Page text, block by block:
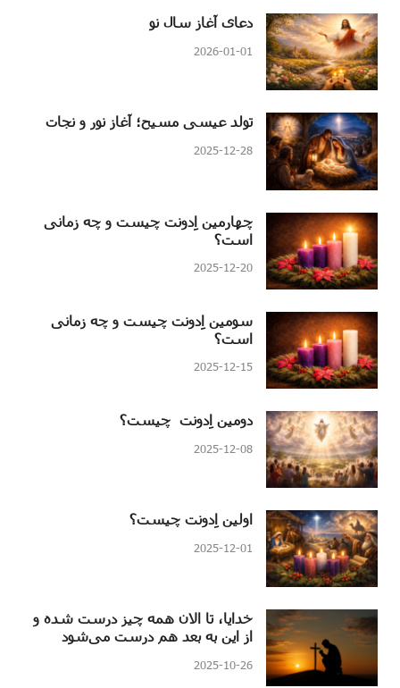
دعای آغاز سال نو
2026-01-01
تولد عیسی مسیح؛ آغاز نور و نجات
2025-12-28
چهارمین اِدونت چیست و چه زمانی
است؟
2025-12-20
سومین اِدونت چیست و چه زمانی
است؟
2025-12-15
دومین اِدونت چیست؟
2025-12-08
اولین اِدونت چیست؟
2025-12-01
خدایا، تا الان همه چیز درست شده و
از این به بعد هم درست می‌شود
2025-10-26